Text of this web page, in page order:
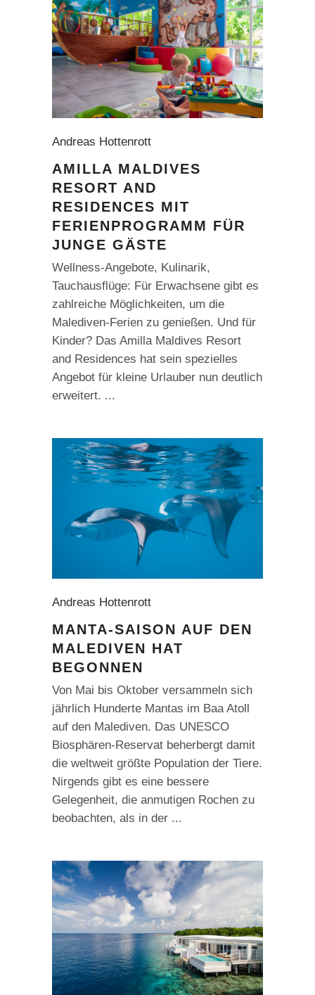
Andreas Hottenrott
AMILLA MALDIVES
RESORT AND
RESIDENCES MIT
FERIENPROGRAMM FÜR
JUNGE GÄSTE
Wellness-Angebote, Kulinarik,
Tauchausflüge: Für Erwachsene gibt es
zahlreiche Möglichkeiten, um die
Malediven-Ferien zu genießen. Und für
Kinder? Das Amilla Maldives Resort
and Residences hat sein spezielles
Angebot für kleine Urlauber nun deutlich
erweitert.
Andreas Hottenrott
MANTA-SAISON AUF DEN
MALEDIVEN HAT
BEGONNEN
Von Mai bis Oktober versammeln sich
jährlich Hunderte Mantas im Baa Atoll
auf den Malediven. Das UNESCO
Biosphären-Reservat beherbergt damit
die weltweit größte Population der Tiere.
Nirgends gibt es eine bessere
Gelegenheit, die anmutigen Rochen zu
beobachten, als in der